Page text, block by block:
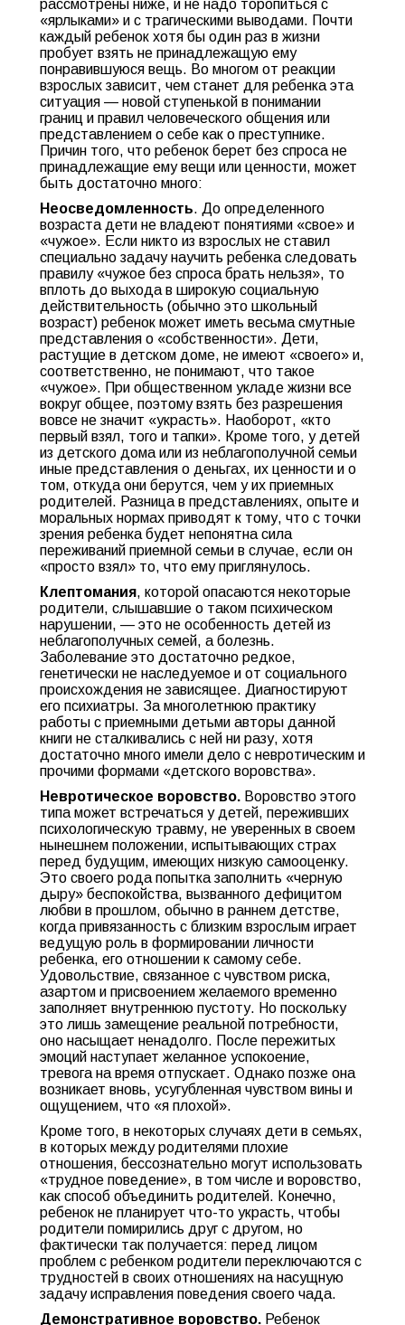
рассмотрены ниже, и не надо торопиться с
«ярлыками» и с трагическими выводами. Почти
каждый ребенок хотя бы один раз в жизни
пробует взять не принадлежащую ему
понравившуюся вещь. Во многом от реакции
взрослых зависит, чем станет для ребенка эта
ситуация — новой ступенькой в понимании
границ и правил человеческого общения или
представлением о себе как о преступнике.
Причин того, что ребенок берет без спроса не
принадлежащие ему вещи или ценности, может
быть достаточно много:
Неосведомленность. До определенного
возраста дети не владеют понятиями «свое» и
«чужое». Если никто из взрослых не ставил
специально задачу научить ребенка следовать
правилу «чужое без спроса брать нельзя», то
вплоть до выхода в широкую социальную
действительность (обычно это школьный
возраст) ребенок может иметь весьма смутные
представления о «собственности». Дети,
растущие в детском доме, не имеют «своего» и,
соответственно, не понимают, что такое
«чужое». При общественном укладе жизни все
вокруг общее, поэтому взять без разрешения
вовсе не значит «украсть». Наоборот, «кто
первый взял, того и тапки». Кроме того, у детей
из детского дома или из неблагополучной семьи
иные представления о деньгах, их ценности и о
том, откуда они берутся, чем у их приемных
родителей. Разница в представлениях, опыте и
моральных нормах приводят к тому, что с точки
зрения ребенка будет непонятна сила
переживаний приемной семьи в случае, если он
«просто взял» то, что ему приглянулось.
Клептомания, которой опасаются некоторые
родители, слышавшие о таком психическом
нарушении, — это не особенность детей из
неблагополучных семей, а болезнь.
Заболевание это достаточно редкое,
генетически не наследуемое и от социального
происхождения не зависящее. Диагностируют
его психиатры. За многолетнюю практику
работы с приемными детьми авторы данной
книги не сталкивались с ней ни разу, хотя
достаточно много имели дело с невротическим и
прочими формами «детского воровства».
Невротическое воровство. Воровство этого
типа может встречаться у детей, переживших
психологическую травму, не уверенных в своем
нынешнем положении, испытывающих страх
перед будущим, имеющих низкую самооценку.
Это своего рода попытка заполнить «черную
дыру» беспокойства, вызванного дефицитом
любви в прошлом, обычно в раннем детстве,
когда привязанность с близким взрослым играет
ведущую роль в формировании личности
ребенка, его отношении к самому себе.
Удовольствие, связанное с чувством риска,
азартом и присвоением желаемого временно
заполняет внутреннюю пустоту. Но поскольку
это лишь замещение реальной потребности,
оно насыщает ненадолго. После пережитых
эмоций наступает желанное успокоение,
тревога на время отпускает. Однако позже она
возникает вновь, усугубленная чувством вины и
ощущением, что «я плохой».
Кроме того, в некоторых случаях дети в семьях,
в которых между родителями плохие
отношения, бессознательно могут использовать
«трудное поведение», в том числе и воровство,
как способ объединить родителей. Конечно,
ребенок не планирует что-то украсть, чтобы
родители помирились друг с другом, но
фактически так получается: перед лицом
проблем с ребенком родители переключаются с
трудностей в своих отношениях на насущную
задачу исправления поведения своего чада.
Демонстративное воровство. Ребенок